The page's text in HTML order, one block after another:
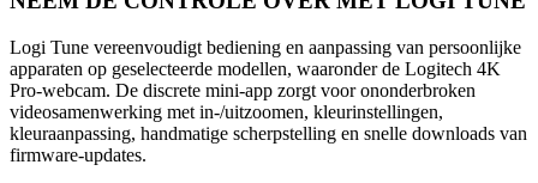
Logi Tune vereenvoudigt bediening en aanpassing van persoonlijke
apparaten op geselecteerde modellen, waaronder de Logitech 4K
Pro-webcam. De discrete mini-app zorgt voor ononderbroken
videosamenwerking met in-/uitzoomen, kleurinstellingen,
kleuraanpassing, handmatige scherpstelling en snelle downloads van
firmware-updates.